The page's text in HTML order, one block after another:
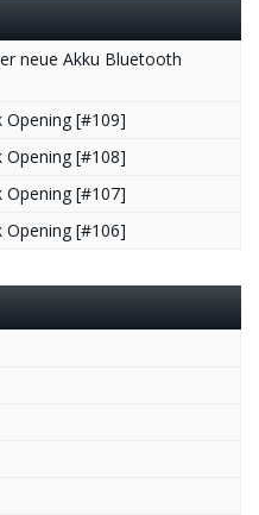
neue Akku Bluetooth
Opening [#109]
Opening [#108]
Opening [#107]
Opening [#106]